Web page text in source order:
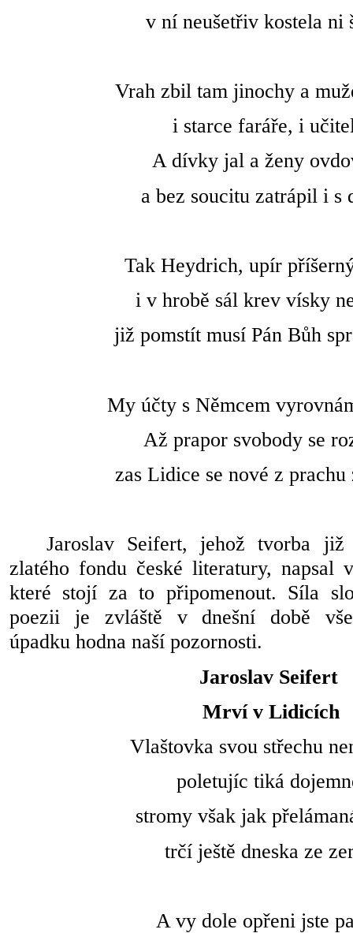
v ní neušetřiv kostela ni
Vrah zbil tam jinochy a
i starce faráře, i
A dívky jal a ženy
a bez soucitu zatrápil i s
Tak Heydrich, upír
i v hrobě sál krev vísky
již pomstít musí Pán Bůh
My účty s Němcem
Až prapor svobody se
zas Lidice se nové z prachu
Jaroslav Seifert, jehož tvorba
zlatého fondu české literatury, napsal
které stojí za to připomenout. Síla
poezii je zvláště v dnešní době
úpadku hodna naší pozornosti.
Jaroslav Seifert
Mrví v Lidicích
Vlaštovka svou střechu
poletujíc tiká
stromy však jak
trčí ještě dneska ze
A vy dole opřeni jste